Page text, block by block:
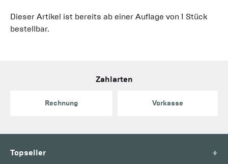
Dieser Artikel ist bereits ab einer Auflage von 1 Stück
bestellbar.
Zahlarten
Rechnung Vorkasse
Topseller +